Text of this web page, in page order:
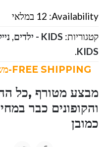
Availability: 12 במלאי
קטגוריות: KIDS - ילדים ,
KIDS
.
מבצע מטורף ,כל
והקופונים כבר
כמובן